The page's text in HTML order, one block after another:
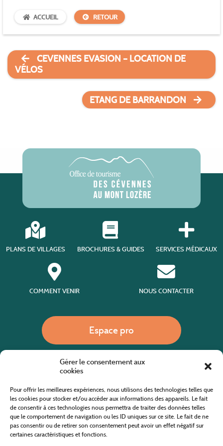
Gérer le consentement aux
cookies
Pour offrir les meilleures expériences, nous utilisons des technologies telles que
les cookies pour stocker et/ou accéder aux informations des appareils. Le fait
de consentir à ces technologies nous permettra de traiter des données telles
que le comportement de navigation ou les ID uniques sur ce site. Le fait de ne
pas consentir ou de retirer son consentement peut avoir un effet négatif sur
certaines caractéristiques et fonctions.
ACCUEIL RETOUR
CEVENNES EVASION – LOCATION DE
VÉLOS
ETANG DE BARRANDON
PLANS DE VILLAGES BROCHURES & GUIDES SERVICES MÉDICAUX
COMMENT VENIR NOUS CONTACTER
Espace pro
Site internet cofinancé par le fonds européen agricole pour le développement rural
L'Europe investit dans les zones rurales